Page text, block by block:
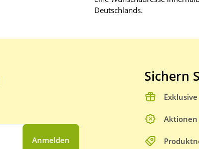
Deutschlands.
Anmelden
Sichern
Aktionen